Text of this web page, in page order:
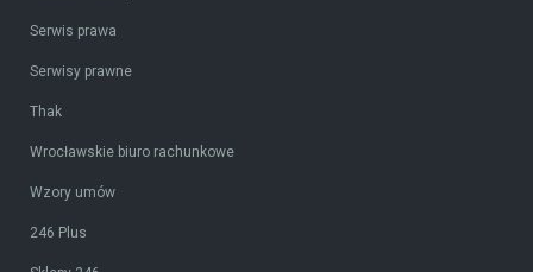
Serwis prawa
Serwisy prawne
Thak
Wrocławskie biuro rachunkowe
Wzory umów
246 Plus